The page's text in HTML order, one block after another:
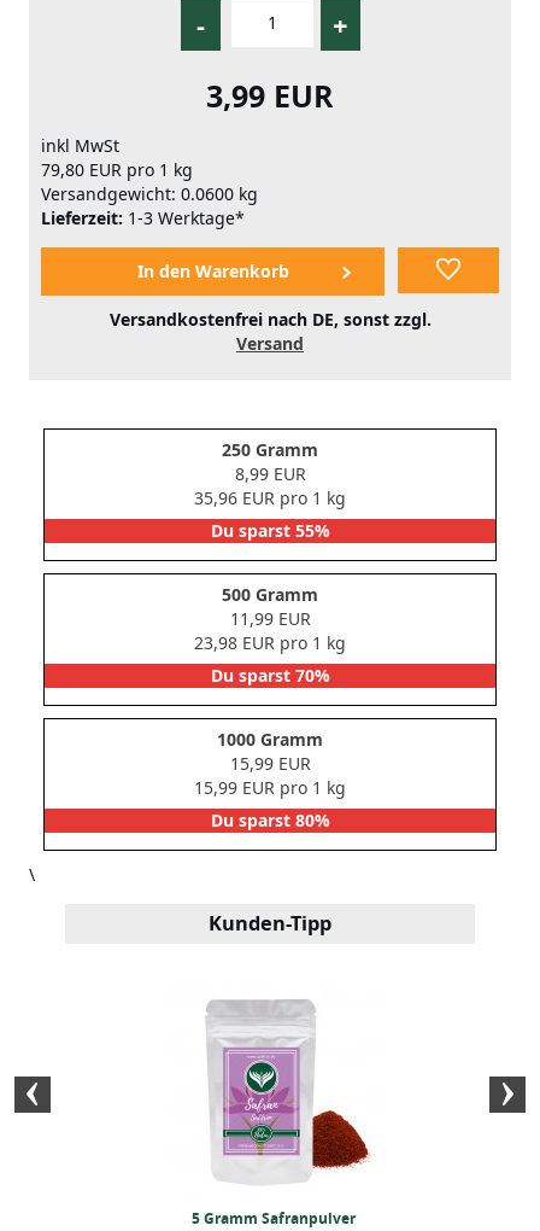
- +
3,99 EUR
inkl MwSt
79,80 EUR pro 1 kg
Versandgewicht: 0.0600 kg
Lieferzeit: 1-3 Werktage*
Versandkostenfrei nach DE, sonst zzgl.
Versand
250 Gramm
8,99 EUR
35,96 EUR pro 1 kg
Du sparst 55%
500 Gramm
11,99 EUR
23,98 EUR pro 1 kg
Du sparst 70%
1000 Gramm
15,99 EUR
15,99 EUR pro 1 kg
Du sparst 80%
\
Kunden-Tipp
5 Gramm Safranpulver